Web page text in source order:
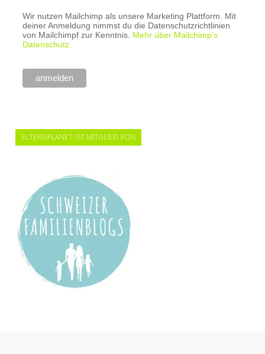
Wir nutzen Mailchimp als unsere Marketing Plattform. Mit
deiner Anmeldung nimmst du die Datenschutzrichtlinien
von Mailchimpf zur Kenntnis. Mehr über Mailchimp's
Datenschutz.
ELTERNPLANET IST MITGLIED VON